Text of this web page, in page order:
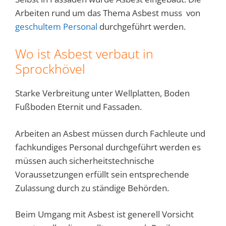
Arbeiten rund um das Thema Asbest muss von
geschultem Personal durchgeführt werden.
Wo ist Asbest verbaut in
Sprockhövel
Starke Verbreitung unter Wellplatten, Boden
Fußboden Eternit und Fassaden.
Arbeiten an Asbest müssen durch Fachleute und
fachkundiges Personal durchgeführt werden es
müssen auch sicherheitstechnische
Voraussetzungen erfüllt sein entsprechende
Zulassung durch zu ständige Behörden.
Beim Umgang mit Asbest ist generell Vorsicht